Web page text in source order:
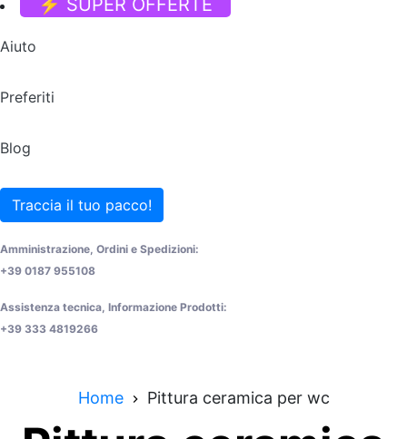
Aiuto
Preferiti
Blog
Traccia il tuo pacco!
Amministrazione, Ordini e Spedizioni:
+39 0187 955108
Assistenza tecnica, Informazione Prodotti:
+39 333 4819266
Home Pittura ceramica per wc